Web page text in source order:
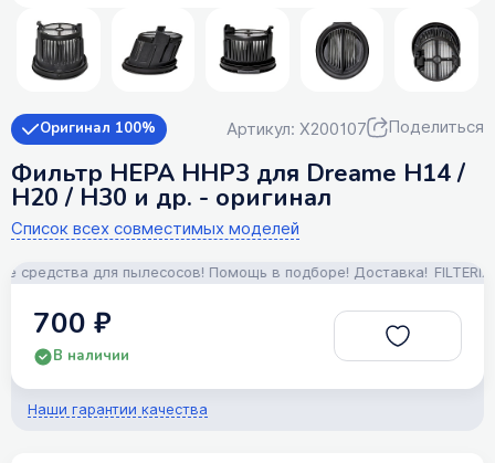
Оригинал 100% Артикул: X200107 Поделиться
Фильтр HEPA HHP3 для Dreame H14 /
H20 / H30 и др. - оригинал
Список всех совместимых моделей
для пылесосов! Помощь в подборе! Доставка! FILTERIX —
700 ₽
В наличии
Наши гарантии качества